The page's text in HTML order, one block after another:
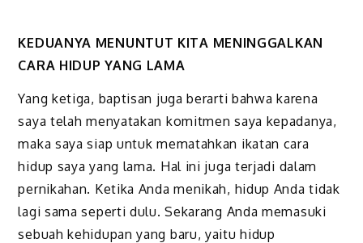
KEDUANYA MENUNTUT KITA MENINGGALKAN
CARA HIDUP YANG LAMA
Yang ketiga, baptisan juga berarti bahwa karena
saya telah menyatakan komitmen saya kepadanya,
maka saya siap untuk mematahkan ikatan cara
hidup saya yang lama. Hal ini juga terjadi dalam
pernikahan. Ketika Anda menikah, hidup Anda tidak
lagi sama seperti dulu. Sekarang Anda memasuki
sebuah kehidupan yang baru, yaitu hidup